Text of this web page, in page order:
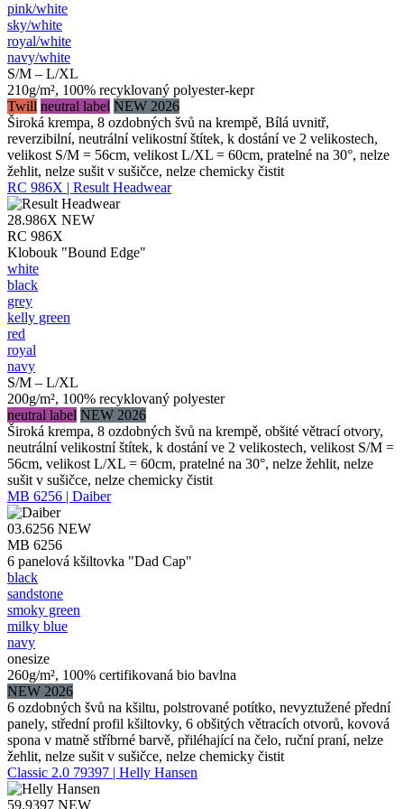
pink/​white
sky/​white
royal/​white
navy/​white
S/M – L/XL
210g/m², 100% recyklovaný polyester-kepr
Twill neutral label NEW 2026
Široká krempa, 8 ozdobných švů na krempě, Bílá uvnitř,
reverzibilní, neutrální velikostní štítek, k dostání ve 2 velikostech,
velikost S/M = 56cm, velikost L/XL = 60cm, pratelné na 30°, nelze
žehlit, nelze sušit v sušičce, nelze chemicky čistit
RC 986X | Result Headwear
28.986X NEW
RC 986X
Klobouk "Bound Edge"
white
black
grey
kelly green
red
royal
navy
S/M – L/XL
200g/m², 100% recyklovaný polyester
neutral label NEW 2026
Široká krempa, 8 ozdobných švů na krempě, obšité větrací otvory,
neutrální velikostní štítek, k dostání ve 2 velikostech, velikost S/M =
56cm, velikost L/XL = 60cm, pratelné na 30°, nelze žehlit, nelze
sušit v sušičce, nelze chemicky čistit
MB 6256 | Daiber
03.6256 NEW
MB 6256
6 panelová kšiltovka "Dad Cap"
black
sandstone
smoky green
milky blue
navy
onesize
260g/m², 100% certifikovaná bio bavlna
NEW 2026
6 ozdobných švů na kšiltu, polstrované potítko, nevyztužené přední
panely, střední profil kšiltovky, 6 obšitých větracích otvorů, kovová
spona v matně stříbrné barvě, přiléhající na čelo, ruční praní, nelze
žehlit, nelze sušit v sušičce, nelze chemicky čistit
Classic 2.0 79397 | Helly Hansen
59.9397 NEW